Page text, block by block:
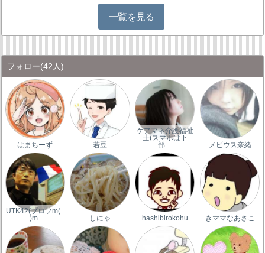
一覧を見る
フォロー(42人)
はまちーず 若豆
ケアマネ介護福祉
士(スマホは下
部…
メビウス奈緒
UTK42(プロフm(_
_)m…
しにゃ hashibirokohu きママなあさこ